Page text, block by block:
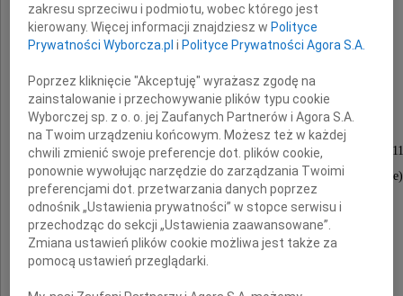
płk.
Michał Pawłowski
Uroczystości pogrzebowe odbędą się
w dniu 28 stycznia 2010 roku (czwartek) o godz.
w kościele pod wezwaniem NWP
Pogrążona w smutku
zakresu sprzeciwu i podmiotu, wobec którego jest
kierowany. Więcej informacji znajdziesz w Polityce
Prywatności Wyborcza.pl i Polityce Prywatności Agora S.A.
Poprzez kliknięcie "Akceptuję" wyrażasz zgodę na
zainstalowanie i przechowywanie plików typu cookie
Wyborczej sp. z o. o. jej Zaufanych Partnerów i Agora S.A.
na Twoim urządzeniu końcowym. Możesz też w każdej
chwili zmienić swoje preferencje dot. plików cookie,
ponownie wywołując narzędzie do zarządzania Twoimi
preferencjami dot. przetwarzania danych poprzez
odnośnik „Ustawienia prywatności” w stopce serwisu i
przechodząc do sekcji „Ustawienia zaawansowane”.
Zmiana ustawień plików cookie możliwa jest także za
pomocą ustawień przeglądarki.